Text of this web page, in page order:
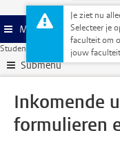
Je ziet nu
Selecteer je
faculteit om
jouw
Menu
Studentenwebsite Administratie
Submenu
Inkomende
formulieren